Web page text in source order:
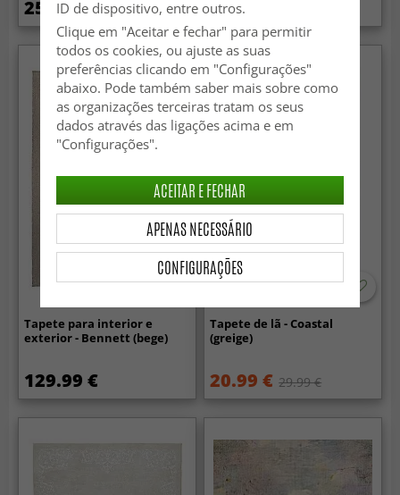
25.99 € 59.99 €
Tapete para interior e
exterior - Bennett (bege)
129.99 €
Tapete de lã - Coastal
(greige)
20.99 € 29.99 €
ID de dispositivo, entre outros.
Clique em "Aceitar e fechar" para permitir
todos os cookies, ou ajuste as suas
preferências clicando em "Configurações"
abaixo. Pode também saber mais sobre como
as organizações terceiras tratam os seus
dados através das ligações acima e em
"Configurações".
CONFIGURAÇÕES
APENAS NECESSÁRIO
ACEITAR E FECHAR